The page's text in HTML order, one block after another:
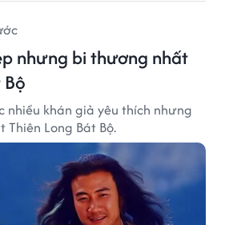
nhưng bi thương nhất
khán giả yêu thích nhưng
Long Bát Bộ.